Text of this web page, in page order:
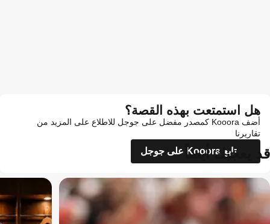
هل استمتعت بهذه القصة؟
أضف Kooora كمصدر مفضل على جوجل للاطلاع على المزيد من
تقاريرنا
تابع Kooora على جوجل
قد يعجبك أيضاً